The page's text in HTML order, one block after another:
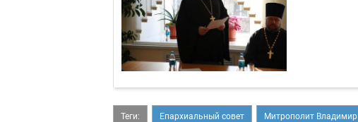
Теги: Епархиальный совет Митрополит Владимир